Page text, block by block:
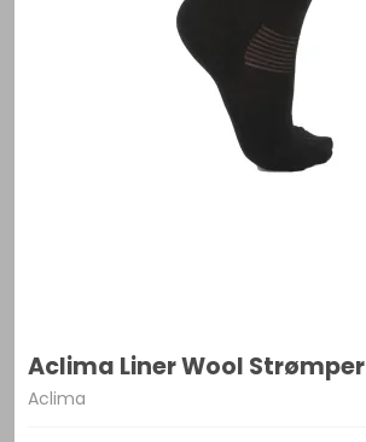
Aclima Liner Wool Strømper
Aclima